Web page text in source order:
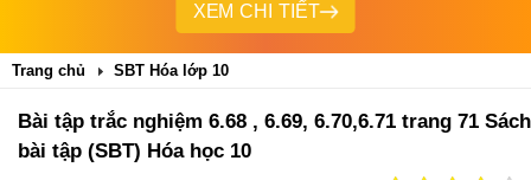
XEM CHI TIẾT
Trang chủ SBT Hóa lớp 10
Bài tập trắc nghiệm 6.68 , 6.69, 6.70,6.71 trang 71 Sách
bài tập (SBT) Hóa học 10